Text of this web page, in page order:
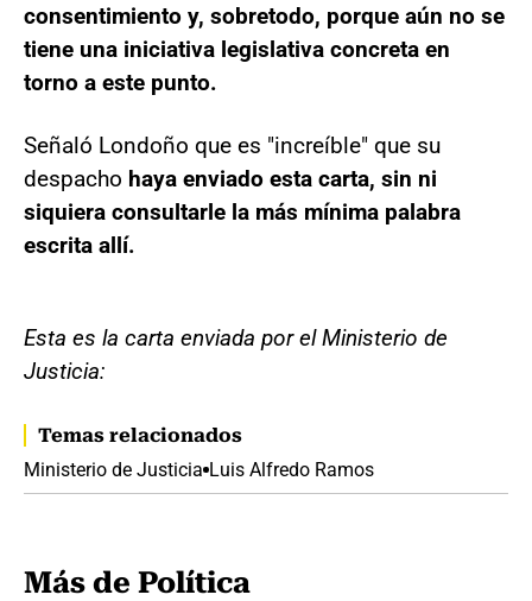
consentimiento y, sobretodo, porque aún no se
tiene una iniciativa legislativa concreta en
torno a este punto.
Señaló Londoño que es "increíble" que su
despacho haya enviado esta carta, sin ni
siquiera consultarle la más mínima palabra
escrita allí.
Esta es la carta enviada por el Ministerio de
Justicia:
Temas relacionados
Ministerio de Justicia Luis Alfredo Ramos
Más de Política